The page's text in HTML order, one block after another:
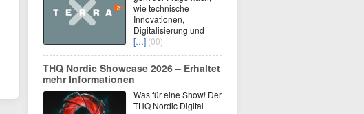
wie technische
Innovationen,
Digitalisierung und
[…] (00)
THQ Nordic Showcase 2026 – Erhaltet
mehr Informationen
Was für eine Show! Der
THQ Nordic Digital